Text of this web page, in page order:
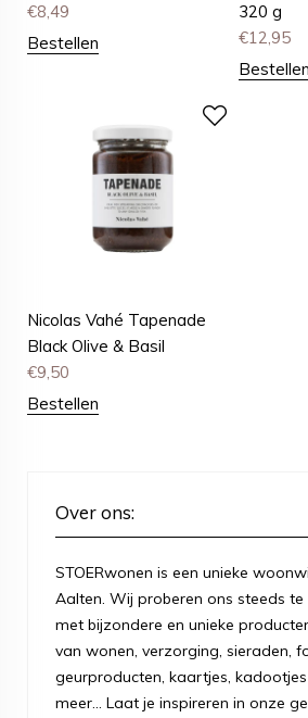
€8,49
Bestellen
320 g
€12,95
Bestellen
Nicolas Vahé Tapenade
Black Olive & Basil
€9,50
Bestellen
Over ons:
STOERwonen is een unieke
Aalten. Wij proberen ons steeds te
met bijzondere en unieke
van wonen, verzorging, sieraden,
geurproducten, kaartjes,
meer... Laat je inspireren in onze